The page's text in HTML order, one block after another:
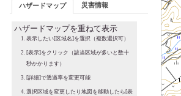
ハザードマップ 災害情報
ハザードマップを重ねて表示
表示したい[区域名]を選択（複数選択可）
[表示]をクリック（該当区域が多いと数十
秒かかります）
[詳細]で透過率を変更可能
選択区域を変更したり地図を移動したら[表